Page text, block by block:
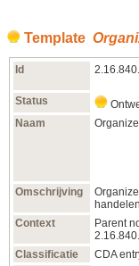
Template
Id
Status
Naam
Omschrijving
handelen
Context
Parent
Classificatie
CDA